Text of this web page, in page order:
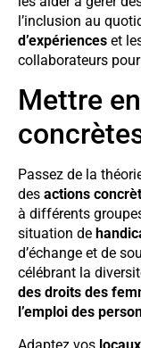
l’inclusion au
d’expériences et
collaborateurs
Mettre
Passez de la
des actions
à différents
situation de
d’échange et de
célébrant la
des droits des
l’emploi des
Adaptez vos locaux